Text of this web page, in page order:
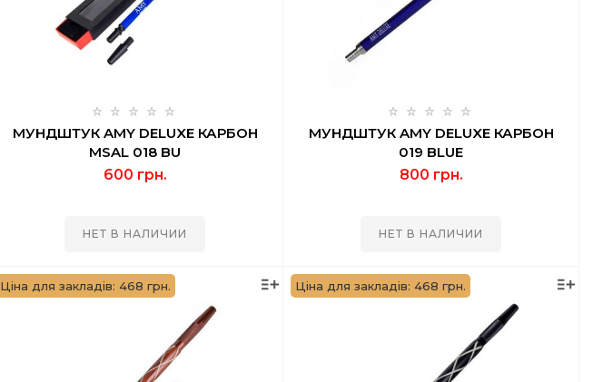
МУНДШТУК AMY DELUXE КАРБОН
MSAL 018 BU
600 грн.
НЕТ В НАЛИЧИИ
МУНДШТУК AMY DELUXE КАРБОН
019 BLUE
800 грн.
НЕТ В НАЛИЧИИ
Ціна для закладів: 468 грн. Ціна для закладів: 468 грн.